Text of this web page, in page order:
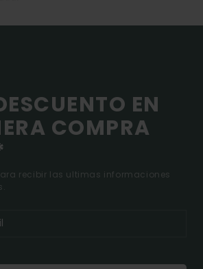
EN
COMPRA
recibir las ultimas informaciones